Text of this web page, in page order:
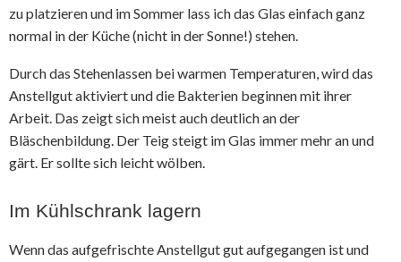
zu platzieren und im Sommer lass ich das Glas einfach ganz
normal in der Küche (nicht in der Sonne!) stehen.
Durch das Stehenlassen bei warmen Temperaturen, wird das
Anstellgut aktiviert und die Bakterien beginnen mit ihrer
Arbeit. Das zeigt sich meist auch deutlich an der
Bläschenbildung. Der Teig steigt im Glas immer mehr an und
gärt. Er sollte sich leicht wölben.
Im Kühlschrank lagern
Wenn das aufgefrischte Anstellgut gut aufgegangen ist und